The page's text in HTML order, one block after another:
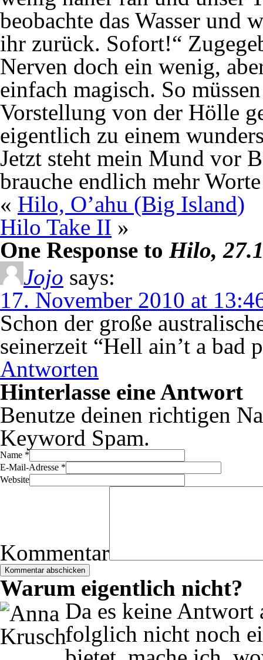
beobachte das Wasser und
ihr zurück. Sofort!“
Nerven doch ein wenig,
einfach magisch. So
Vorstellung von der Hölle
eigentlich zu einem
Jetzt steht mein Mund vor
brauche endlich mehr
« Hilo, O’ahu (Big Island)
Hilo Take II »
One Response to Hilo,
Jojo says:
17. November 2010 at
Schon der große
seinerzeit “Hell ain’t a bad
Antworten
Hinterlasse eine Antwort
Benutze deinen richtigen
Keyword Spam.
Name *
E-Mail-Adresse *
Website
Kommentar
Warum eigentlich nicht?
Da es keine Antwort
folglich nicht noch